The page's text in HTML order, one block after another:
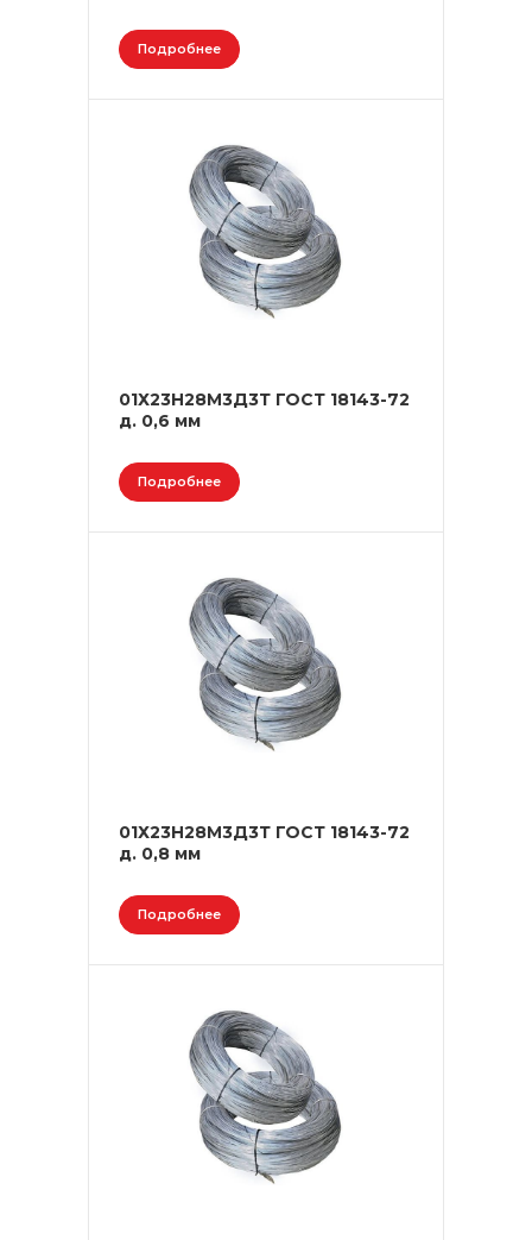
Подробнее
01Х23Н28М3Д3Т ГОСТ 18143-72
д. 0,6 мм
Подробнее
01Х23Н28М3Д3Т ГОСТ 18143-72
д. 0,8 мм
Подробнее